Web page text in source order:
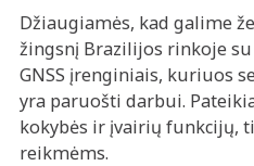
Džiaugiamės, kad galime
žingsnį Brazilijos rinkoje
GNSS įrenginiais, kuriuos
yra paruošti darbui.
kokybės ir įvairių funkcijų,
reikmėms.